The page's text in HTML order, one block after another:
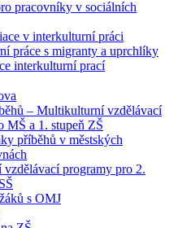
pracovníky v sociálních
v interkulturní práci
práce s migranty a uprchlíky
interkulturní prací
– Multikulturní vzdělávací
MŠ a 1. stupeň ZŠ
příběhů v městských
programy pro 2.
s OMJ